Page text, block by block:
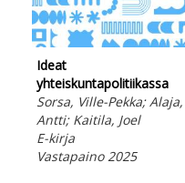
Ideat
yhteiskuntapolitiikassa
Sorsa, Ville-Pekka; Alaja,
Antti; Kaitila, Joel
E-kirja
Vastapaino 2025